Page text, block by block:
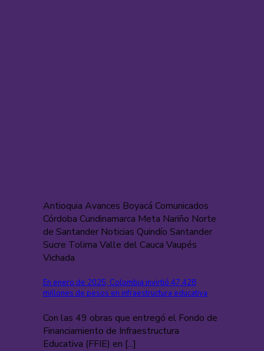
Antioquia Avances Boyacá Comunicados
Córdoba Cundinamarca Meta Nariño Norte
de Santander Noticias Quindío Santander
Sucre Tolima Valle del Cauca Vaupés
Vichada
En enero de 2025, Colombia invirtió 47.428
millones de pesos en infraestructura educativa
Con las 49 obras que entregó el Fondo de
Financiamiento de Infraestructura
Educativa (FFIE) en [...]